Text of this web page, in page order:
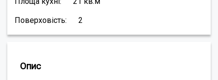
Поверховість: 2
Опис